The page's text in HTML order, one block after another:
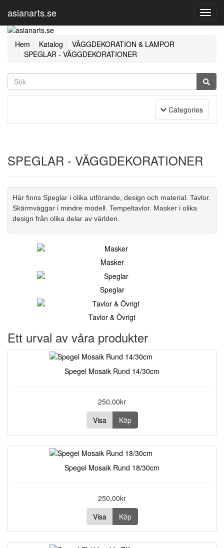
asianarts.se
Hem Katalog
VÄGGDEKORATION & LAMPOR
SPEGLAR - VÄGGDEKORATIONER
Toggle Navigation
Categories
SPEGLAR - VÄGGDEKORATIONER
Här finns Speglar i olika utförande, design och material . Tavlor.
Skärmväggar i mindre modell. Tempeltavlor. Masker i olika
design från olika delar av världen.
Masker
Speglar
Tavlor & Övrigt
Ett urval av våra produkter
Spegel Mosaik Rund 14/30cm
250,00kr
Visa
Köp
Spegel Mosaik Rund 18/30cm
250,00kr
Visa
Köp